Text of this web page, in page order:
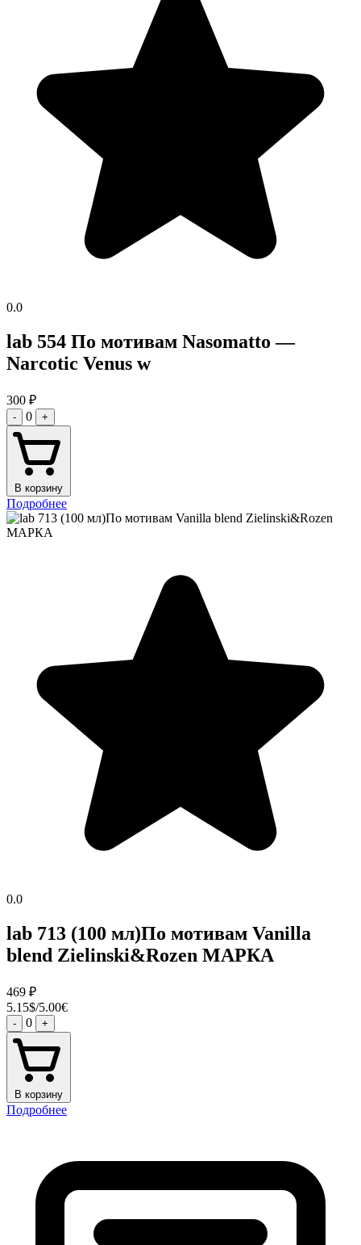
0.0
lab 554 По мотивам Nasomatto —
Narcotic Venus w
300 ₽
- 0 +
В корзину
Подробнее
0.0
lab 713 (100 мл)По мотивам Vanilla
blend Zielinski&Rozen МАРКА
469 ₽
5.15$/5.00€
- 0 +
В корзину
Подробнее